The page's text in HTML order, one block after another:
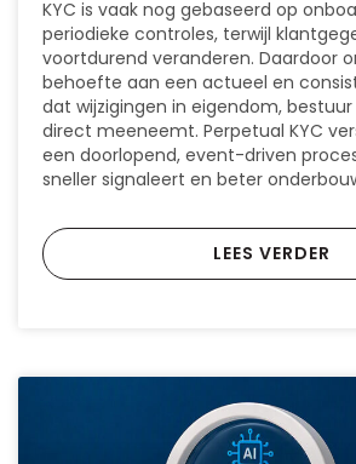
KYC is vaak nog gebaseerd op
periodieke controles, terwijl
voortdurend veranderen. Daardoor
behoefte aan een actueel en
dat wijzigingen in eigendom,
direct meeneemt. Perpetual KYC
een doorlopend, event-driven
sneller signaleert en beter
LEES VERDER